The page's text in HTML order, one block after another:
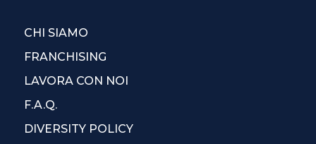
CHI SIAMO
FRANCHISING
LAVORA CON NOI
F.A.Q.
DIVERSITY POLICY